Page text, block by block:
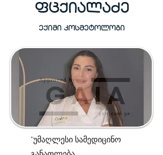
ფცქიალაძე
ექიმი კოსმეტოლოგი
*უმაღლესი სამედიცინო